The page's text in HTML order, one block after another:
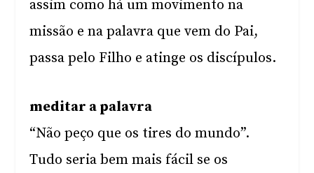
assim como há um movimento na
missão e na palavra que vem do Pai,
passa pelo Filho e atinge os discípulos.
meditar a palavra
“Não peço que os tires do mundo”.
Tudo seria bem mais fácil se os